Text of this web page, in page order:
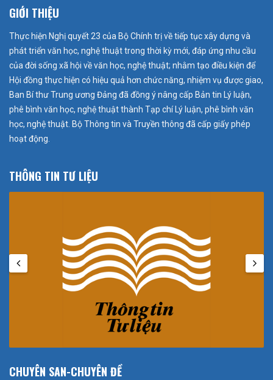
GIỚI THIỆU
Thực hiện Nghị quyết 23 của Bộ Chính trị về tiếp tục xây dựng và
phát triển văn học, nghệ thuật trong thời kỳ mới, đáp ứng nhu cầu
của đời sống xã hội về văn học, nghệ thuật; nhằm tạo điều kiện để
Hội đồng thực hiện có hiệu quả hơn chức năng, nhiệm vụ được giao,
Ban Bí thư Trung ương Đảng đã đồng ý nâng cấp Bản tin Lý luận,
phê bình văn học, nghệ thuật thành Tạp chí Lý luận, phê bình văn
học, nghệ thuật. Bộ Thông tin và Truyền thông đã cấp giấy phép
hoạt động.
THÔNG TIN TƯ LIỆU
CHUYÊN SAN-CHUYÊN ĐỀ